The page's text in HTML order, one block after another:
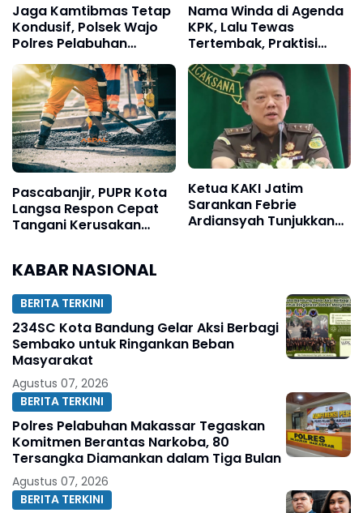
Jaga Kamtibmas Tetap
Kondusif, Polsek Wajo
Polres Pelabuhan
Patroli KRYD
Nama Winda di Agenda
KPK, Lalu Tewas
Tertembak, Praktisi
Fakta yang Ditutup-
Tutupi
Pascabanjir, PUPR Kota
Langsa Respon Cepat
Tangani Kerusakan
Ketua KAKI Jatim
Sarankan Febrie
Ardiansyah Tunjukkan
KABAR NASIONAL
BERITA TERKINI
234SC Kota Bandung Gelar Aksi Berbagi
Sembako untuk Ringankan Beban
Masyarakat
Agustus 07, 2026
BERITA TERKINI
Polres Pelabuhan Makassar Tegaskan
Komitmen Berantas Narkoba, 80
Tersangka Diamankan dalam Tiga Bulan
Agustus 07, 2026
BERITA TERKINI